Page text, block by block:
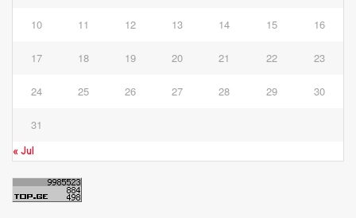
10 11 12 13 14 15 16
17 18 19 20 21 22 23
24 25 26 27 28 29 30
31
« Jul